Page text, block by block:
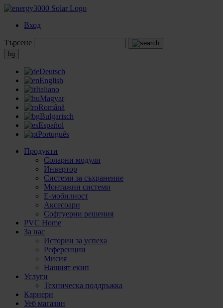
Вход
Търсене
bg
Deutsch
English
Italiano
Magyar
Română
Bulgarisch
Español
Português
Продукти
Соларни модули
Инвертор
Системи за съхранение
Монтажни системи
Е-мобилност
Аксесоари
Софтуерни решения
PVC Home
За нас
Истории за успеха
Референции
Мисия
Нашият екип
Услуги
Техническа поддръжка
Кариери
Уеб магазин